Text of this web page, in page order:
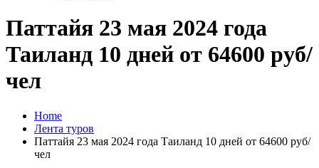
Паттайя 23 мая 2024 года
Таиланд 10 дней от 64600 руб/
чел
Home
Лента туров
Паттайя 23 мая 2024 года Таиланд 10 дней от 64600 руб/
чел